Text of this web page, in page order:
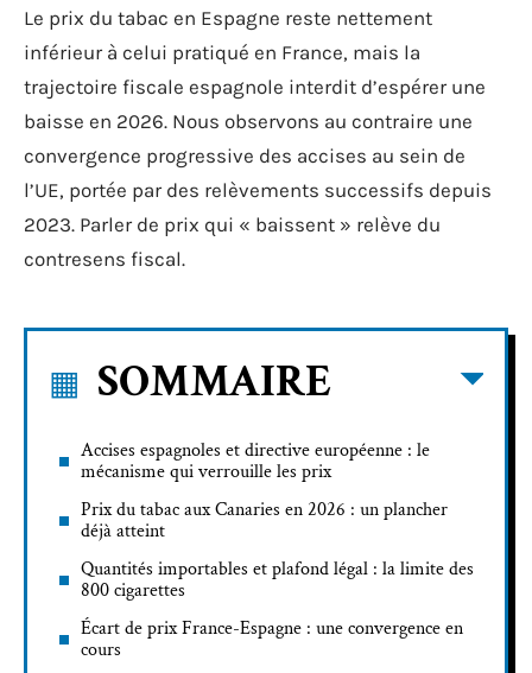
Le prix du tabac en Espagne reste nettement
inférieur à celui pratiqué en France, mais la
trajectoire fiscale espagnole interdit d’espérer une
baisse en 2026. Nous observons au contraire une
convergence progressive des accises au sein de
l’UE, portée par des relèvements successifs depuis
2023. Parler de prix qui « baissent » relève du
contresens fiscal.
SOMMAIRE
Accises espagnoles et directive européenne : le
mécanisme qui verrouille les prix
Prix du tabac aux Canaries en 2026 : un plancher
déjà atteint
Quantités importables et plafond légal : la limite des
800 cigarettes
Écart de prix France-Espagne : une convergence en
cours